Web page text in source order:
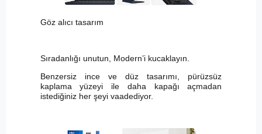
Göz alıcı tasarım
Sıradanlığı unutun, Modern’i kucaklayın.
Benzersiz ince ve düz tasarımı, pürüzsüz
kaplama yüzeyi ile daha kapağı açmadan
istediğiniz her şeyi vaadediyor.